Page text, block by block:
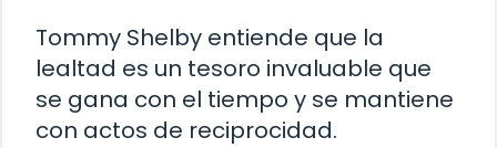
Tommy Shelby entiende que la
lealtad es un tesoro invaluable que
se gana con el tiempo y se mantiene
con actos de reciprocidad.